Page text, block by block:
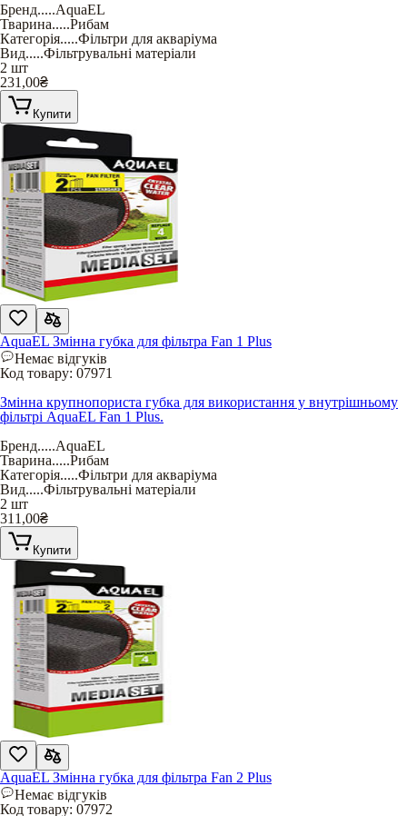
Бренд.....AquaEL
Тварина.....Рибам
Категорія.....Фільтри для акваріума
Вид.....Фільтрувальні матеріали
2 шт
231,00₴
Купити
AquaEL Змінна губка для фільтра Fan 1 Plus
Немає відгуків
Код товару: 07971
Змінна крупнопориста губка для використання у внутрішньому
фільтрі AquaEL Fan 1 Plus.
Бренд.....AquaEL
Тварина.....Рибам
Категорія.....Фільтри для акваріума
Вид.....Фільтрувальні матеріали
2 шт
311,00₴
Купити
AquaEL Змінна губка для фільтра Fan 2 Plus
Немає відгуків
Код товару: 07972